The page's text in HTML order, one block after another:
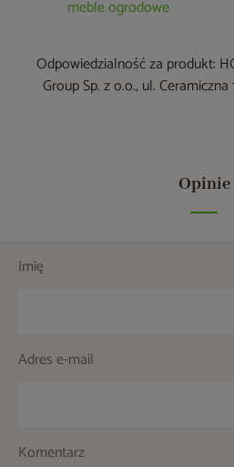
meble ogrodowe
Odpowiedzialność za produkt:
Group Sp. z o.o., ul.
Opinie
Imię
Adres e-mail
Komentarz